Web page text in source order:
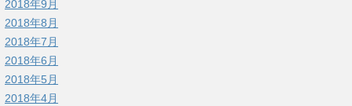
2018年9月
2018年8月
2018年7月
2018年6月
2018年5月
2018年4月